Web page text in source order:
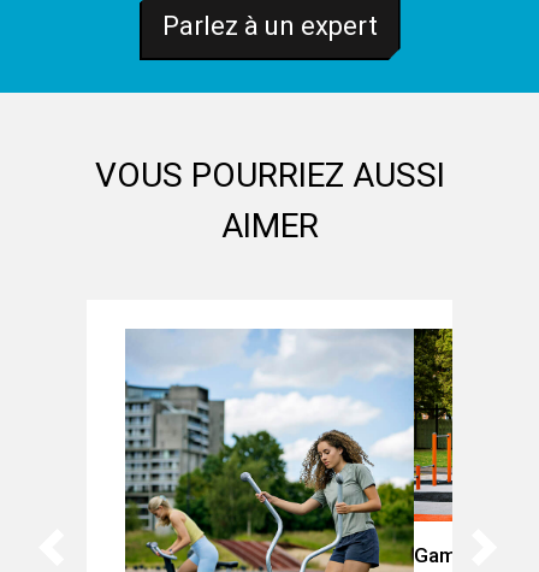
Parlez à un expert
VOUS POURRIEZ AUSSI
AIMER